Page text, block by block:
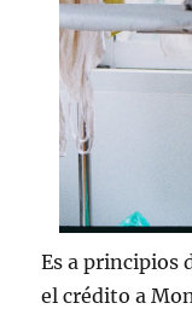
Es a principios
el crédito a